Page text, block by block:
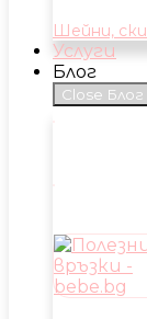
Шейни, ски
Услуги
Блог
Close Блог